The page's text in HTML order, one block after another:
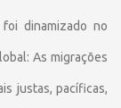
dinamizado no
As migrações
justas, pacíficas,